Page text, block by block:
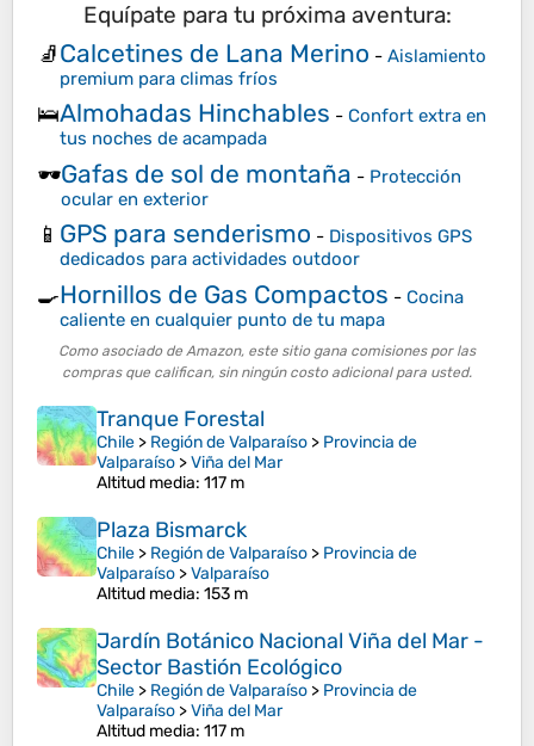
Equípate para tu próxima aventura:
🧦Calcetines de Lana Merino - Aislamiento
premium para climas fríos
🛌Almohadas Hinchables - Confort extra en
tus noches de acampada
🕶️Gafas de sol de montaña - Protección
ocular en exterior
📱 GPS para senderismo - Dispositivos GPS
dedicados para actividades outdoor
🍳Hornillos de Gas Compactos - Cocina
caliente en cualquier punto de tu mapa
Como asociado de Amazon, este sitio gana comisiones por las
compras que califican, sin ningún costo adicional para usted.
Tranque Forestal
Chile > Región de Valparaíso > Provincia de
Valparaíso >Viña del Mar
Altitud media: 117 m
Plaza Bismarck
Chile > Región de Valparaíso > Provincia de
Valparaíso >Valparaíso
Altitud media: 153 m
Jardín Botánico Nacional Viña del Mar -
Sector Bastión Ecológico
Chile > Región de Valparaíso > Provincia de
Valparaíso >Viña del Mar
Altitud media: 117 m